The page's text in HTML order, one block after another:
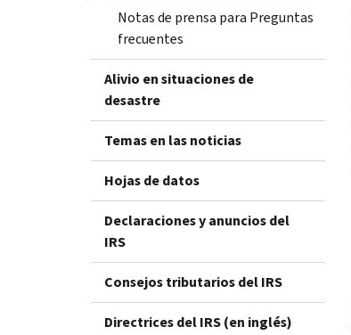
Notas de prensa para Preguntas
frecuentes
Alivio en situaciones de
desastre
Temas en las noticias
Hojas de datos
Declaraciones y anuncios del
IRS
Consejos tributarios del IRS
Directrices del IRS (en inglés)